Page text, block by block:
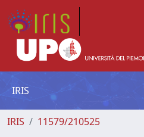
IRIS
IRIS 11579/210525